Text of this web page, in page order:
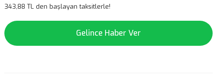
343,88 TL den başlayan taksitlerle!
Gelince Haber Ver